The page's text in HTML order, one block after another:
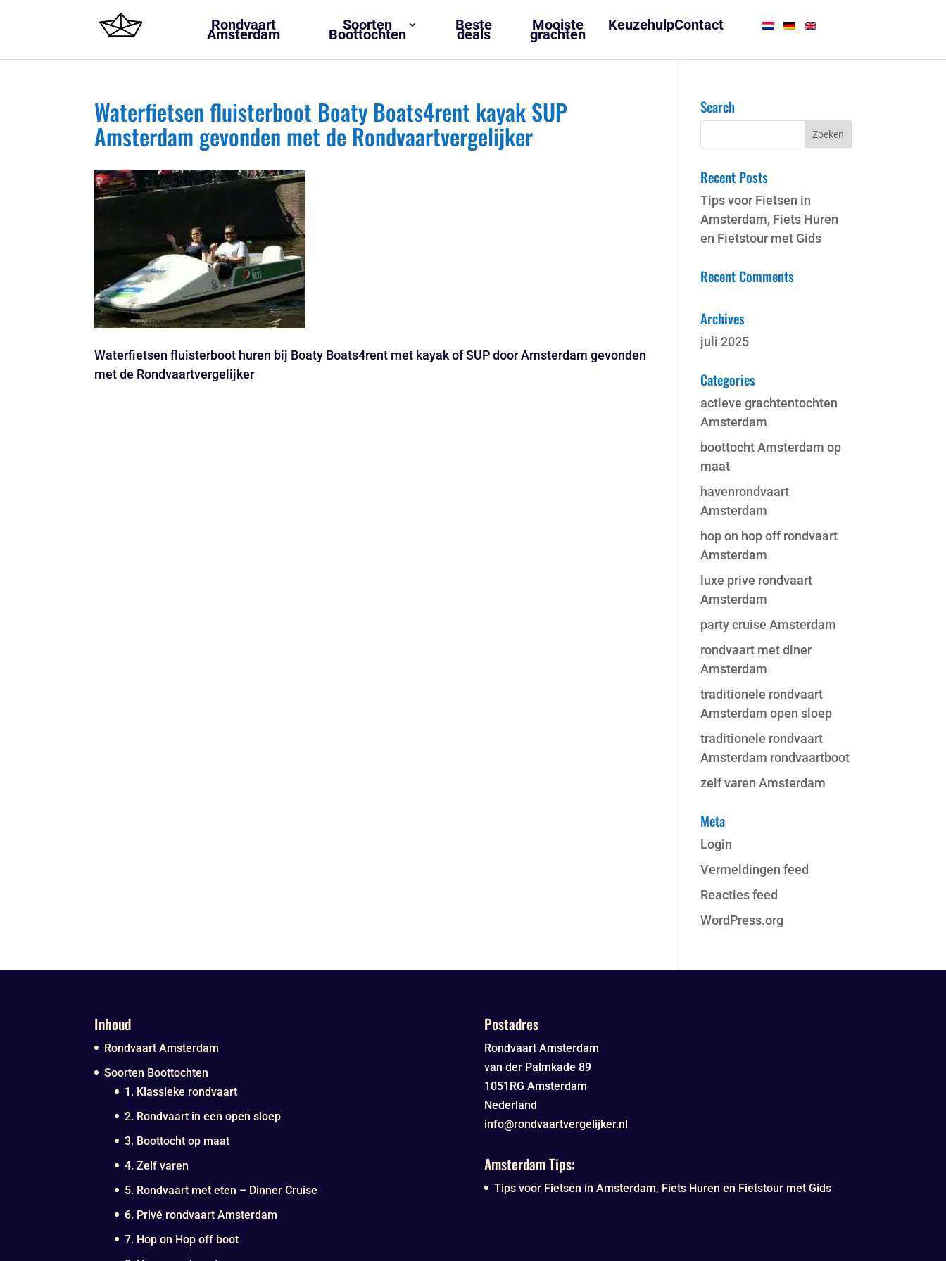
Waterfietsen fluisterboot Boaty Boats4rent kayak SUP
Amsterdam gevonden met de Rondvaartvergelijker
Waterfietsen fluisterboot huren bij Boaty Boats4rent met kayak of SUP door Amsterdam gevonden
met de Rondvaartvergelijker
Search
Recent Posts
Tips voor Fietsen in
Amsterdam, Fiets Huren
en Fietstour met Gids
Recent Comments
Archives
juli 2025
Categories
actieve grachtentochten
Amsterdam
boottocht Amsterdam op
maat
havenrondvaart
Amsterdam
hop on hop off rondvaart
Amsterdam
luxe prive rondvaart
Amsterdam
party cruise Amsterdam
rondvaart met diner
Amsterdam
traditionele rondvaart
Amsterdam open sloep
traditionele rondvaart
Amsterdam rondvaartboot
zelf varen Amsterdam
Meta
Login
Vermeldingen feed
Reacties feed
WordPress.org
Inhoud
Rondvaart Amsterdam
Soorten Boottochten
1. Klassieke rondvaart
2. Rondvaart in een open sloep
3. Boottocht op maat
4. Zelf varen
5. Rondvaart met eten – Dinner Cruise
6. Privé rondvaart Amsterdam
7. Hop on Hop off boot
Postadres
Rondvaart Amsterdam
van der Palmkade 89
1051RG Amsterdam
Nederland
info@rondvaartvergelijker.nl
Amsterdam Tips:
Tips voor Fietsen in Amsterdam, Fiets Huren en Fietstour met Gids
Rondvaart
Amsterdam
Soorten
Boottochten
Beste
deals
Mooiste
grachten
KeuzehulpContact